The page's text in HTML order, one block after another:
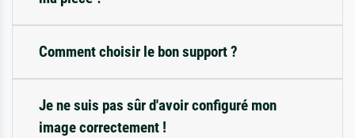
Comment choisir le bon support ?
Je ne suis pas sûr d'avoir configuré mon
image correctement !